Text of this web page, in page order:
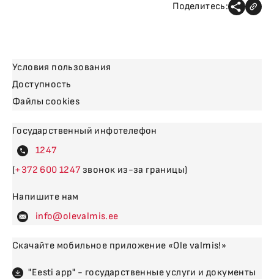
Поделитесь:
Условия пользования
Доступность
Файлы cookies
Государственный инфотелефон
4
(
600 звонок из-за границы)
Напишите нам
levalm
Скачайте мобильное приложение «Ole valmis!»
"Eesti app" - государственные услуги и документы